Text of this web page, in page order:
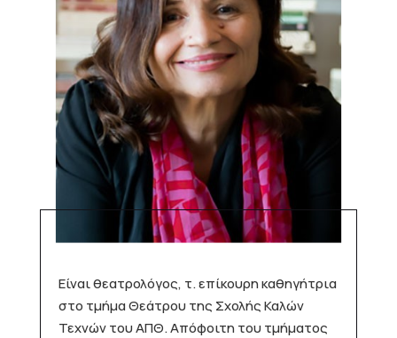
Είναι θεατρολόγος, τ. επίκουρη καθηγήτρια
στο τμήμα Θεάτρου της Σχολής Καλών
Τεχνών του ΑΠΘ. Απόφοιτη του τμήματος